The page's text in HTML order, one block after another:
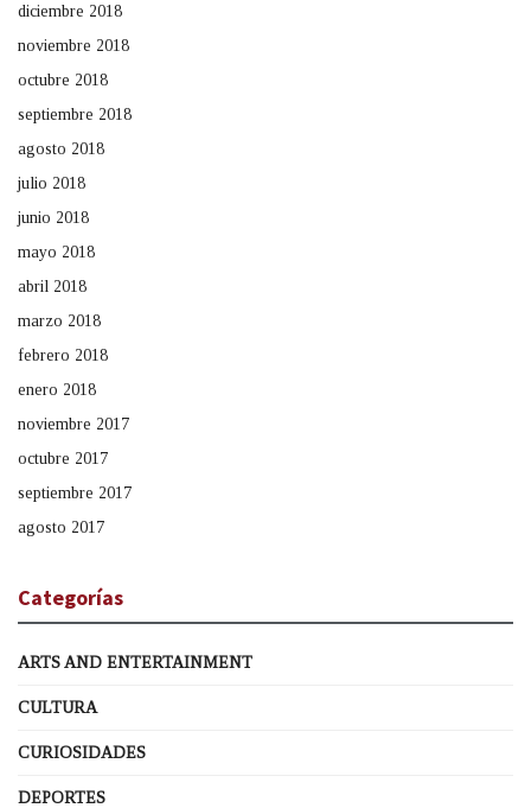
diciembre 2018
noviembre 2018
octubre 2018
septiembre 2018
agosto 2018
julio 2018
junio 2018
mayo 2018
abril 2018
marzo 2018
febrero 2018
enero 2018
noviembre 2017
octubre 2017
septiembre 2017
agosto 2017
Categorías
ARTS AND ENTERTAINMENT
CULTURA
CURIOSIDADES
DEPORTES